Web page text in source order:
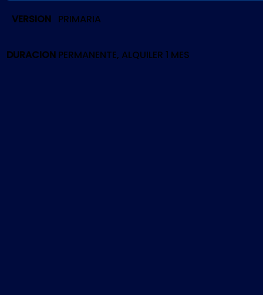
cantidad
VERSION PRIMARIA
DURACION PERMANENTE, ALQUILER 1 MES